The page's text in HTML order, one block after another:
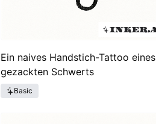
Ein naives Handstich-Tattoo eines
gezackten Schwerts
Basic